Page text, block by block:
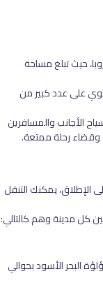
حيث تبلغ مساحة
على عدد كبير من
الأجانب والمسافرين
وقضاء رحلة ممتعة.
الإطلاق، يمكنك التنقل
كل مدينة وهم كالتالي:
البحر الأسود بحوالي